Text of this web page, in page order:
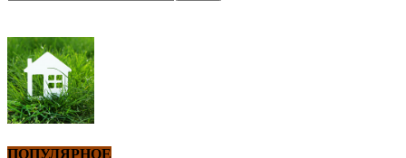
ПОПУЛЯРНОЕ